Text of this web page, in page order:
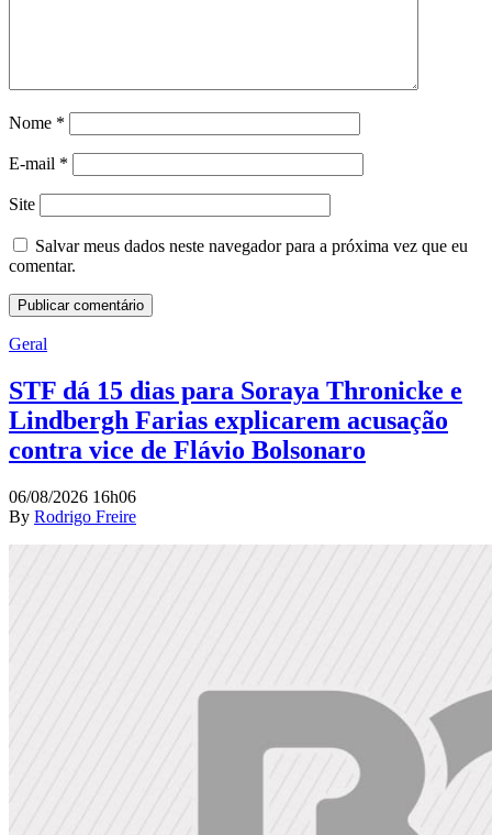
Nome *
E-mail *
Site
Salvar meus dados neste navegador para a próxima vez que eu
comentar.
Geral
STF dá 15 dias para Soraya Thronicke e
Lindbergh Farias explicarem acusação
contra vice de Flávio Bolsonaro
06/08/2026 16h06
By Rodrigo Freire